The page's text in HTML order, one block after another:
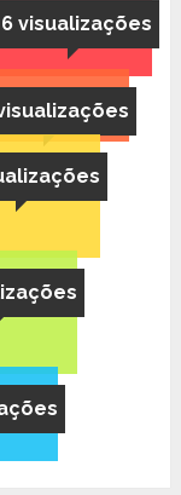
6 visualizações